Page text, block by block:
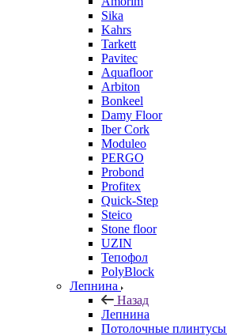
Sika
Kahrs
Tarkett
Pavitec
Aquafloor
Arbiton
Bonkeel
Damy Floor
Iber Cork
Moduleo
PERGO
Probond
Profitex
Quick-Step
Steico
Stone floor
UZIN
Тепофол
PolyBlock
Лепнина
Назад
Лепнина
Потолочные плинтусы